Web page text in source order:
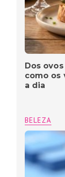
Dos
como os
a dia
BELEZA